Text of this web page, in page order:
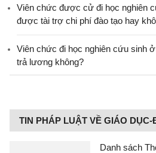
Viên chức được cử đi học nghiên
được tài trợ chi phí đào tạo hay
Viên chức đi học nghiên cứu sinh
trả lương không?
TIN PHÁP LUẬT VỀ GIÁO
Danh sách